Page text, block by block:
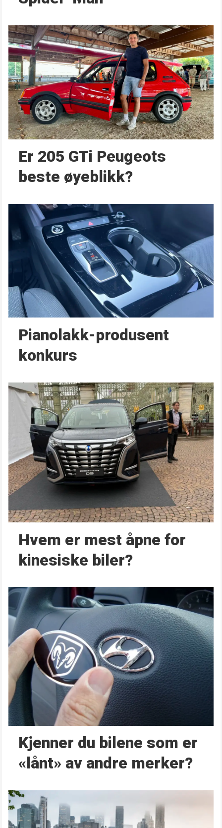
Er 205 GTi Peugeots
beste øyeblikk?
Pianolakk-produsent
konkurs
Hvem er mest åpne for
kinesiske biler?
Kjenner du bilene som er
«lånt» av andre merker?